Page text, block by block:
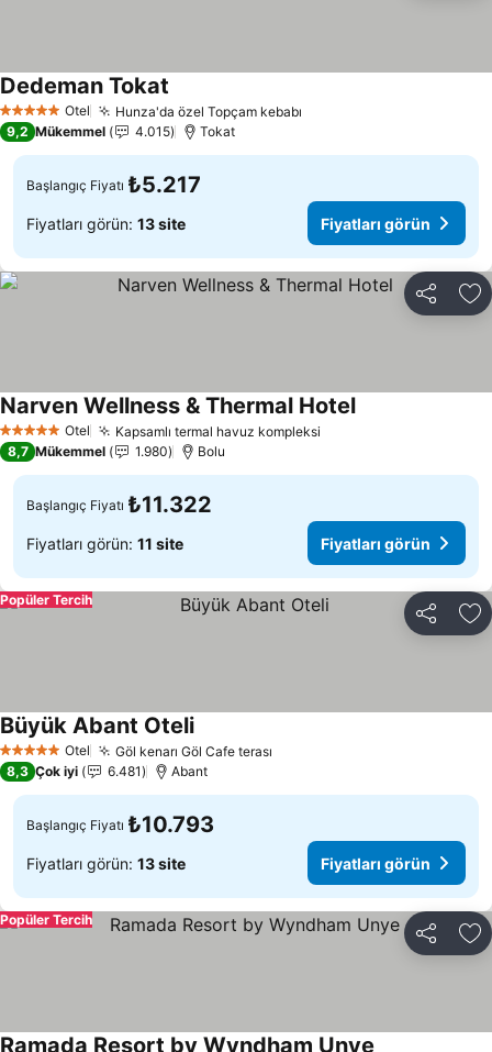
5 Yıldız Otel Hunza'da özel Topçam kebabı
Dedeman Tokat
9,2 Mükemmel 4.015 Tokat
Başlangıç Fiyatı ₺5.217
Fiyatları görün: 13 site Fiyatları görün
Paylaş
5 Yıldız Otel Kapsamlı termal havuz kompleksi
Narven Wellness & Thermal Hotel
8,7 Mükemmel 1.980 Bolu
Başlangıç Fiyatı ₺11.322
Fiyatları görün: 11 site Fiyatları görün
Paylaş
Popüler Tercih
5 Yıldız Otel Göl kenarı Göl Cafe terası
Büyük Abant Oteli
8,3 Çok iyi 6.481 Abant
Başlangıç Fiyatı ₺10.793
Fiyatları görün: 13 site Fiyatları görün
Paylaş
Popüler Tercih
Ramada Resort by Wyndham Unye